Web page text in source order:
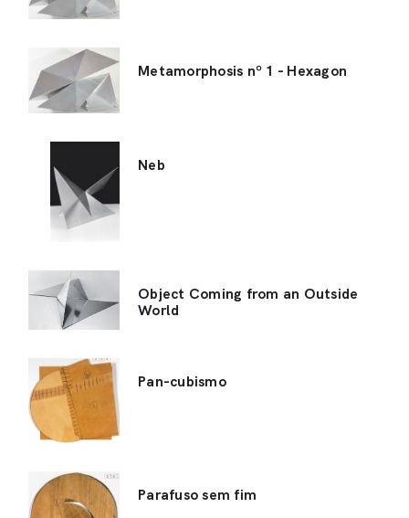
Metamorphosis nº 1 - Hexagon
Neb
Object Coming from an Outside
World
Pan-cubismo
Parafuso sem fim